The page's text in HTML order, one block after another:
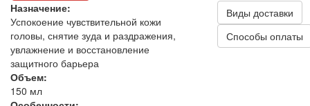
Назначение:
Успокоение чувствительной кожи
головы, снятие зуда и раздражения,
увлажнение и восстановление
защитного барьера
Объем:
150 мл
Виды доставки
Способы оплаты